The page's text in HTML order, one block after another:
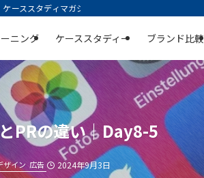
ーススタディマガジン | 空庭
ニング ケーススタディー ブランド比較
PRの違い｜Day8-5
ザイン 広告 2024年9月3日